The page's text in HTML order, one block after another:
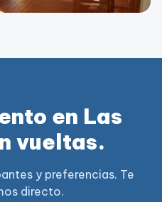
en Las
vueltas.
y preferencias. Te
directo.